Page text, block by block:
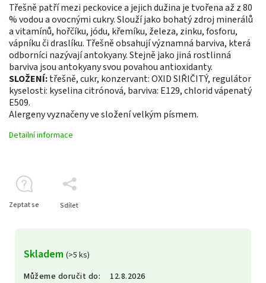
Skladem (>5 ks)
Můžeme doručit do:
12.8.2026
Třešně patří mezi peckovice a jejich dužina je tvořena až z 80
% vodou a ovocnými cukry. Slouží jako bohatý zdroj minerálů
a vitamínů, hořčíku, jódu, křemíku, železa, zinku, fosforu,
vápníku či draslíku. Třešně obsahují významná barviva, která
odborníci nazývají antokyany. Stejně jako jiná rostlinná
barviva jsou antokyany svou povahou antioxidanty.
SLOŽENÍ:třešně, cukr, konzervant: OXID SIŘIČITÝ, regulátor
kyselosti: kyselina citrónová, barviva: E129, chlorid vápenatý
E509.
Alergeny vyznačeny ve složení velkým písmem.
Detailní informace
Zeptat se Sdílet